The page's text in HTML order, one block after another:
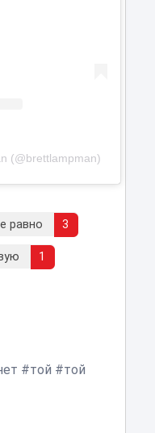
(@brettlampman)
равно 3
1
той той